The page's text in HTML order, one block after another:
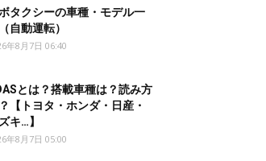
タクシーの車種・モデル一
自動運転）
年8月7日 06:40
とは？搭載車種は？読み方
【トヨタ・ホンダ・日産・
キ…】
年8月7日 05:00